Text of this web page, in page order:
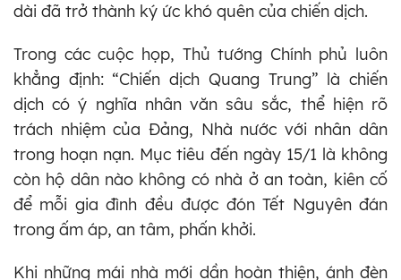
dài đã trở thành ký ức khó quên của chiến dịch.
Trong các cuộc họp, Thủ tướng Chính phủ luôn
khẳng định: “Chiến dịch Quang Trung” là chiến
dịch có ý nghĩa nhân văn sâu sắc, thể hiện rõ
trách nhiệm của Đảng, Nhà nước với nhân dân
trong hoạn nạn. Mục tiêu đến ngày 15/1 là không
còn hộ dân nào không có nhà ở an toàn, kiên cố
để mỗi gia đình đều được đón Tết Nguyên đán
trong ấm áp, an tâm, phấn khởi.
Khi những mái nhà mới dần hoàn thiện, ánh đèn